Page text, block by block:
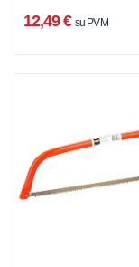
12,49 € su PVM